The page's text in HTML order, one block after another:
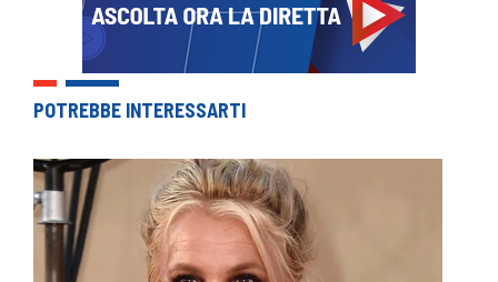
POTREBBE INTERESSARTI